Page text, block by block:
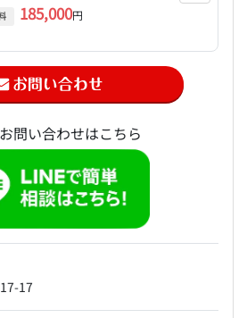
185,000円
問い合わせはこちら
17